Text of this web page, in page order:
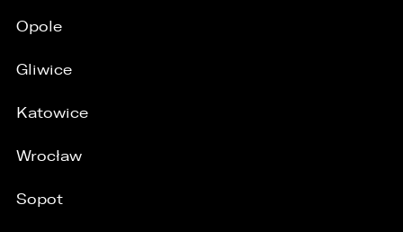
Opole
Gliwice
Katowice
Wrocław
Sopot